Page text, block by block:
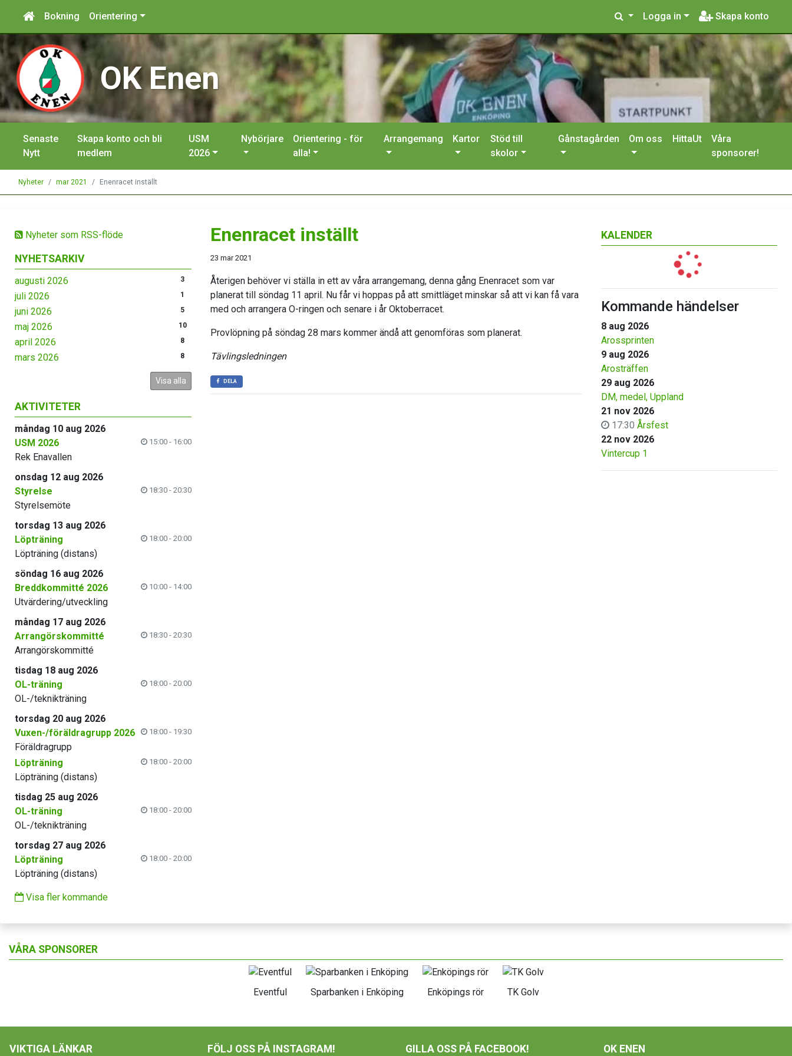
Bokning Orientering Logga in Skapa konto
OK Enen
Senaste
Nytt
Skapa konto och bli
medlem
USM
2026
Nybörjare
Orientering - för
alla!
Arrangemang Kartor
Stöd till
skolor
Gånstagården Om oss HittaUt
Våra
sponsorer!
Nyheter mar 2021 Enenracet inställt
Nyheter som RSS-flöde
NYHETSARKIV
augusti 2026 3
juli 2026 1
juni 2026 5
maj 2026 10
april 2026 8
mars 2026 8
Visa alla
AKTIVITETER
måndag 10 aug 2026
USM 2026
15:00 - 16:00
Rek Enavallen
onsdag 12 aug 2026
Styrelse
18:30 - 20:30
Styrelsemöte
torsdag 13 aug 2026
Löpträning
18:00 - 20:00
Löpträning (distans)
söndag 16 aug 2026
Breddkommitté 2026
10:00 - 14:00
Utvärdering/utveckling
måndag 17 aug 2026
Arrangörskommitté
18:30 - 20:30
Arrangörskommitté
tisdag 18 aug 2026
OL-träning
18:00 - 20:00
OL-/teknikträning
torsdag 20 aug 2026
Vuxen-/föräldragrupp 2026
18:00 - 19:30
Föräldragrupp
Löpträning
18:00 - 20:00
Löpträning (distans)
tisdag 25 aug 2026
OL-träning
18:00 - 20:00
OL-/teknikträning
torsdag 27 aug 2026
Löpträning
18:00 - 20:00
Löpträning (distans)
Visa fler kommande
Enenracet inställt
23 mar 2021
Återigen behöver vi ställa in ett av våra arrangemang, denna gång Enenracet som var
planerat till söndag 11 april. Nu får vi hoppas på att smittläget minskar så att vi kan få vara
med och arrangera O-ringen och senare i år Oktoberracet.
Provlöpning på söndag 28 mars kommer ändå att genomföras som planerat.
Tävlingsledningen
DELA
KALENDER
Kommande händelser
8 aug 2026
Arossprinten
9 aug 2026
Arosträffen
29 aug 2026
DM, medel, Uppland
21 nov 2026
17:30 Årsfest
22 nov 2026
Vintercup 1
VÅRA SPONSORER
Eventful Sparbanken i Enköping Enköpings rör TK Golv
VIKTIGA LÄNKAR FÖLJ OSS PÅ INSTAGRAM! GILLA OSS PÅ FACEBOOK! OK ENEN